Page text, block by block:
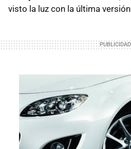
visto la luz con la última